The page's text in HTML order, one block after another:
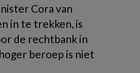
Cora van
in te trekken, is
de rechtbank in
beroep is niet